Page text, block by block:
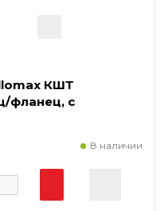
КШТ
фланец, с
В наличии